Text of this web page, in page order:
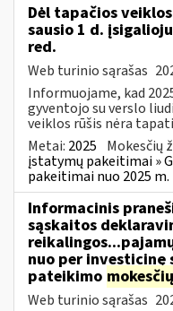
Dėl tapačios
sausio 1 d.
red.
Web turinio sąrašas
Informuojame, kad
gyventojo su verslo
veiklos rūšis nėra tapati
Metai: 2025 Mokesčių
įstatymų pakeitimai »
pakeitimai nuo 2025 m.
Informacinis
sąskaitos
nuo per investicinę
pateikimo mokesčių
Web turinio sąrašas